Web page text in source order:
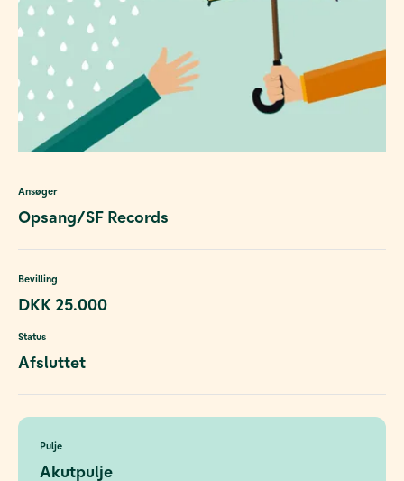
Ansøger
Opsang/SF Records
Bevilling
DKK 25.000
Status
Afsluttet
Pulje
Akutpulje